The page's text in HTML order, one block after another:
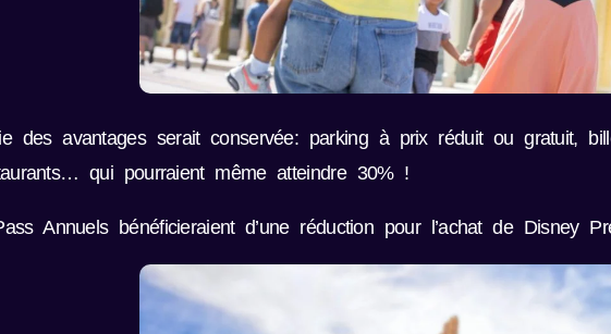
des avantages serait conservée: parking à prix réduit ou gratuit,
qui pourraient même atteindre 30% !
Annuels bénéficieraient d’une réduction pour l’achat de Disney